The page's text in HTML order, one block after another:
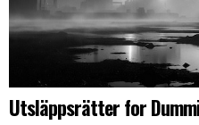
Utsläppsrätter for